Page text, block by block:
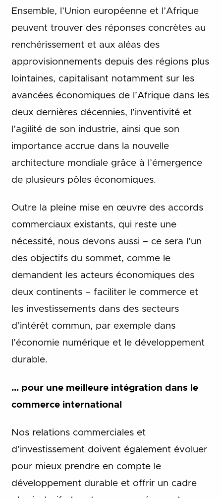
Ensemble, l’Union européenne et l’Afrique
peuvent trouver des réponses concrètes au
renchérissement et aux aléas des
approvisionnements depuis des régions plus
lointaines, capitalisant notamment sur les
avancées économiques de l’Afrique dans les
deux dernières décennies, l’inventivité et
l’agilité de son industrie, ainsi que son
importance accrue dans la nouvelle
architecture mondiale grâce à l’émergence
de plusieurs pôles économiques.
Outre la pleine mise en œuvre des accords
commerciaux existants, qui reste une
nécessité, nous devons aussi – ce sera l’un
des objectifs du sommet, comme le
demandent les acteurs économiques des
deux continents – faciliter le commerce et
les investissements dans des secteurs
d’intérêt commun, par exemple dans
l’économie numérique et le développement
durable.
… pour une meilleure intégration dans le
commerce international
Nos relations commerciales et
d’investissement doivent également évoluer
pour mieux prendre en compte le
développement durable et offrir un cadre